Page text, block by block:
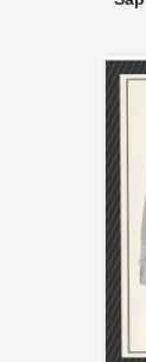
Địa
Tân
SĐT:
Email: